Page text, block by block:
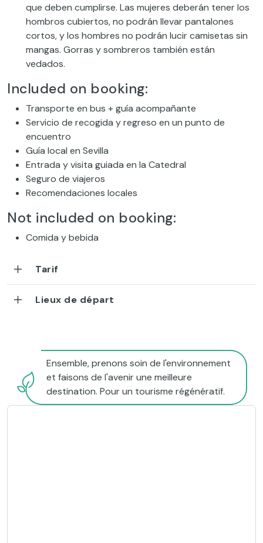
que deben cumplirse. Las mujeres deberán tener los
hombros cubiertos, no podrán llevar pantalones
cortos, y los hombres no podrán lucir camisetas sin
mangas. Gorras y sombreros también están
vedados.
Included on booking:
Transporte en bus + guía acompañante
Servicio de recogida y regreso en un punto de
encuentro
Guía local en Sevilla
Entrada y visita guiada en la Catedral
Seguro de viajeros
Recomendaciones locales
Not included on booking:
Comida y bebida
Tarif
Lieux de départ
Ensemble, prenons soin de l'environnement
et faisons de l'avenir une meilleure
destination. Pour un tourisme régénératif.